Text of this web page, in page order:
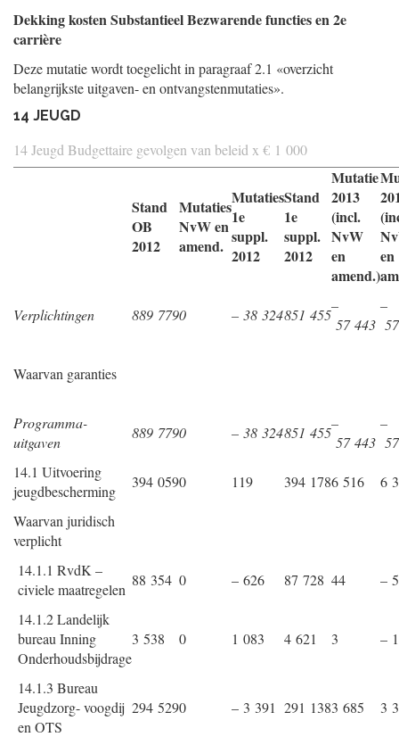
Dekking kosten Substantieel Bezwarende functies en 2e
carrière
Deze mutatie wordt toegelicht in paragraaf 2.1 «overzicht
belangrijkste uitgaven- en ontvangstenmutaties».
14 JEUGD
14 Jeugd Budgettaire gevolgen van beleid x € 1 000
Stand
OB
2012
Mutaties
NvW en
amend.
Mutaties
1e
suppl.
2012
Stand
1e
suppl.
2012
Mutatie
2013
(incl.
NvW
en
amend.)
en
Verplichtingen 889 7790 – 38 324851 455
–
57 443
–
Waarvan garanties
Programma-
uitgaven
889 7790 – 38 324851 455
–
57 443
–
14.1 Uitvoering
jeugdbescherming
394 0590 119 394 1786 516 6
Waarvan juridisch
verplicht
14.1.1 RvdK –
civiele maatregelen
88 354 0 – 626 87 728 44 –
14.1.2 Landelijk
bureau Inning
Onderhoudsbijdrage
3 538 0 1 083 4 621 3 – 1
14.1.3 Bureau
Jeugdzorg- voogdij
en OTS
294 5290 – 3 391 291 1383 685 3